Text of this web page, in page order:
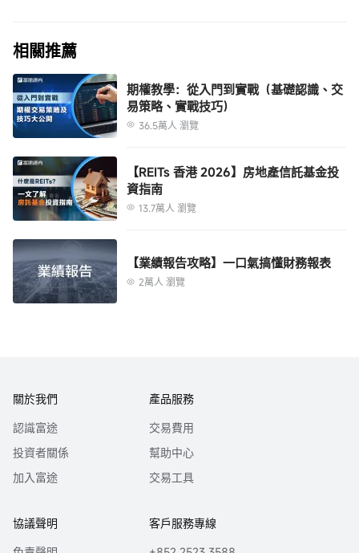
任何投資決定前，投資者應根據自身情況考慮投資產品相關的風險因素，並於
性和原創性，對此富途不做任何保證和承諾。
「富途牛牛」是一站式金融投資交易平台，證券服務由富途證券國際(香港)有限
公司提供。
相關推薦
期權教學：從入門到實戰（基礎認識、交
易策略、實戰技巧）
36.5萬人 瀏覽
【REITs 香港 2026】房地產信託基金投
資指南
13.7萬人 瀏覽
【業績報告攻略】一口氣搞懂財務報表
2萬人 瀏覽
關於我們
認識富途
投資者關係
加入富途
產品服務
交易費用
幫助中心
交易工具
協議聲明
客戶服務專線